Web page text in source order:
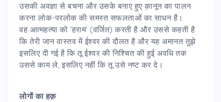
उसकी अवज्ञा से बचना और उसके बनाए हुए क़ानून का पालन
करना लोक-परलोक की समस्त सफलताओं का साधन है।
वह आत्महत्या को ‘हराम’ (वर्जित) करती है और उससे कहती है
कि तेरी जान वास्तव में ईश्वर की दौलत है और यह अमानत तुझे
इसलिए दी गई है कि तू ईश्वर की निश्चित की हुई अवधि तक
उससे काम ले, इसलिए नहीं कि तू उसे नष्ट कर दे।
लोगों का हक़